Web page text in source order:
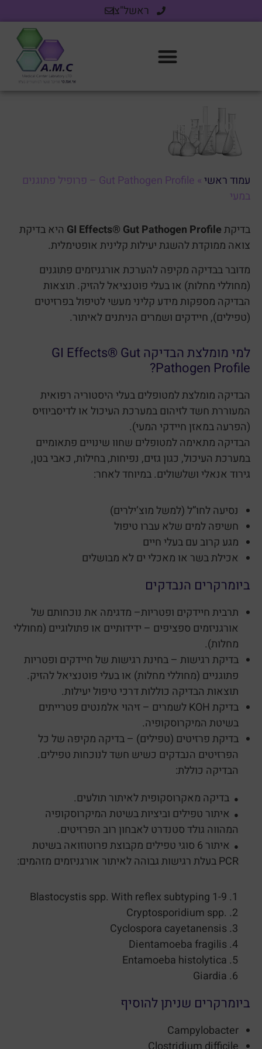
ראשל"צ
עמוד ראשי»
Gut Pathogen Profile – פרופיל פתוגנים
במעי
בדיקתGI Effects® Gut Pathogen Profile היא בדיקת
צואה ממוקדת להשגת יעילות קלינית אופטימלית.
מדובר בבדיקה מקיפה להערכת אורגניזמים פתוגנים
(מחוללי מחלות) או בעלי פוטנציאל להזיק. תוצאות
הבדיקה מספקות מידע קליני מעשי לטיפול בפרזיטים
(טפילים), חיידקים ושמרים הניתנים לאיתור.
למי מומלצת הבדיקה GI Effects® Gut
Pathogen Profile?
הבדיקה מומלצת למטופלים בעלי היסטוריה רפואית
המעוררת חשד לזיהום במערכת העיכול או לדיסביוזיס
(הפרעה במאזן חיידקי המעי).
הבדיקה מתאימה למטופלים שחוו שינויים פתאומיים
במערכת העיכול, כגון גזים, נפיחות, בחילות, כאבי בטן,
גירוד אנאלי ושלשולים. במיוחד לאחר:
נסיעה לחו”ל (למשל מוצ’ילרים)
חשיפה למים שלא עברו טיפול
מגע קרוב עם בעלי חיים
אכילת בשר או מאכלי ים לא מבושלים
ביומרקרים הנבדקים
תרבית חיידקים ופטריות– מדגימה את נוכחותם של
אורגניזמים ספציפים – ידידותיים או פתולוגיים (מחוללי
מחלות).
בדיקת רגישות – בחינת רגישות של חיידקים ופטריות
פתוגניים (מחוללי מחלות) או בעלי פוטנציאל להזיק.
תוצאות הבדיקה כוללות דרכי טיפול יעילות.
בדיקת KOH לשמרים – זיהוי אלמנטים פטרייתים
בשיטת המיקרוסקופיה.
בדיקת פרזיטים (טפילים) – בדיקה מקיפה של כל
הפרזיטים הנבדקים כשיש חשד לנוכחות טפילים.
הבדיקה כוללת:
● בדיקה מאקרוסקופית לאיתור תולעים.
● איתור טפילים וביציות בשיטת המיקרוסקופיה
המהווה גולד סטנדרט לאבחון רוב הפרזיטים.
●
איתור 6 סוגי טפילים מקבוצת פרוטוזואה בשיטת
PCR בעלת רגישות גבוהה לאיתור אורגניזמים מזהמים:
Blastocystis spp. With reflex subtyping 1-9
.Cryptosporidium spp
Cyclospora cayetanensis
Dientamoeba fragilis
Entamoeba histolytica
Giardia
ביומרקרים שניתן להוסיף
Campylobacter